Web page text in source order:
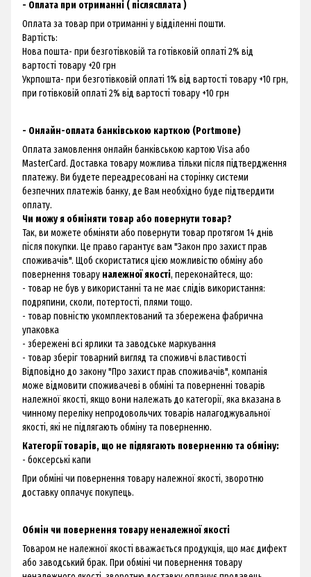
- Оплата при отриманні ( післясплата )
Оплата за товар при отриманні у відділенні пошти.
Вартість:
Нова пошта- при безготівковій та готівковій оплаті 2% від
вартості товару +20 грн
Укрпошта- при безготівковій оплаті 1% від вартості товару +10 грн,
при готівковій оплаті 2% від вартості товару +10 грн
- Онлайн-оплата банківською карткою (Portmone)
Оплата замовлення онлайн банківською картою Visa або
MasterCard. Доставка товару можлива тільки після підтвердження
платежу. Ви будете переадресовані на сторінку системи
безпечних платежів банку, де Вам необхідно буде підтвердити
оплату.
Чи можу я обміняти товар або повернути товар?
Так, ви можете обміняти або повернути товар протягом 14 днів
після покупки. Це право гарантує вам "Закон про захист прав
споживачів". Щоб скористатися цією можливістю обміну або
повернення товару належної якості, переконайтеся, що:
- товар не був у використанні та не має слідів використання:
подряпини, сколи, потертості, плями тощо.
- товар повністю укомплектований та збережена фабрична
упаковка
- збережені всі ярлики та заводське маркування
- товар зберіг товарний вигляд та споживчі властивості
Відповідно до закону "Про захист прав споживачів", компанія
може відмовити споживачеві в обміні та поверненні товарів
належної якості, якщо вони належать до категорії, яка вказана в
чинному переліку непродовольчих товарів налагоджувальної
якості, які не підлягають обміну та поверненню.
Категорії товарів, що не підлягають поверненню та обміну:
- боксерські капи
При обміні чи повернення товару належної якості, зворотню
доставку оплачує покупець.
Обмін чи повернення товару неналежної якості
Товаром не належної якості вважається продукція, що має дифект
або заводський брак. При обміні чи повернення товару